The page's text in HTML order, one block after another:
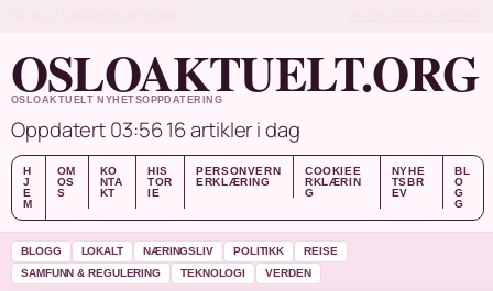
OSLOAKTUELT.ORG
OSLOAKTUELT NYHETSOPPDATERING
Oppdatert 03:5616 artikler i dag
H
J
E
M
OM
OS
S
KO
NTA
KT
HIS
TOR
IE
PERSONVERN
ERKLÆRING
COOKIEE
RKLÆRIN
G
NYHE
TSBR
EV
BL
O
G
G
BLOGG LOKALT NÆRINGSLIV POLITIKK
REISE
SAMFUNN & REGULERING
TEKNOLOGI VERDEN